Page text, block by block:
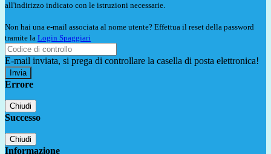
all'indirizzo indicato con le istruzioni necessarie.
Non hai una e-mail associata al nome utente? Effettua il reset della password
tramite la Login Spaggiari
E-mail inviata, si prega di controllare la casella di posta elettronica!
Errore
Chiudi
Successo
Chiudi
Informazione